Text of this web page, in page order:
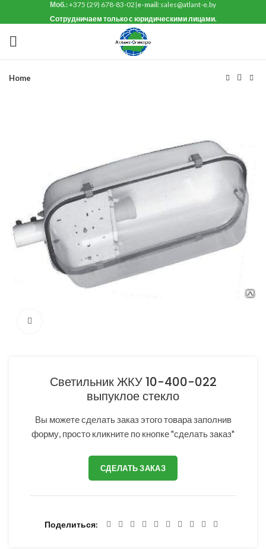
Моб.:+375 (29) 678-83-02 |e-mail: sales@atlant-e.by
Сотрудничаем только с юридическими лицами.
Home
Светильник ЖКУ 10-400-022
выпуклое стекло
Вы можете сделать заказ этого товара заполнив
форму, просто кликните по кнопке "сделать заказ"
СДЕЛАТЬ ЗАКАЗ
Поделиться